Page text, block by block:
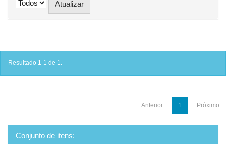
Resultado 1-1 de 1.
Anterior 1 Próximo
Conjunto de itens: